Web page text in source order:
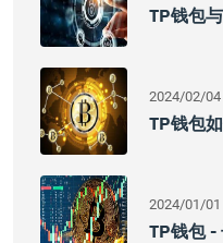
TP钱包
2024/02/04
TP钱包
2024/01/01
TP钱包 -